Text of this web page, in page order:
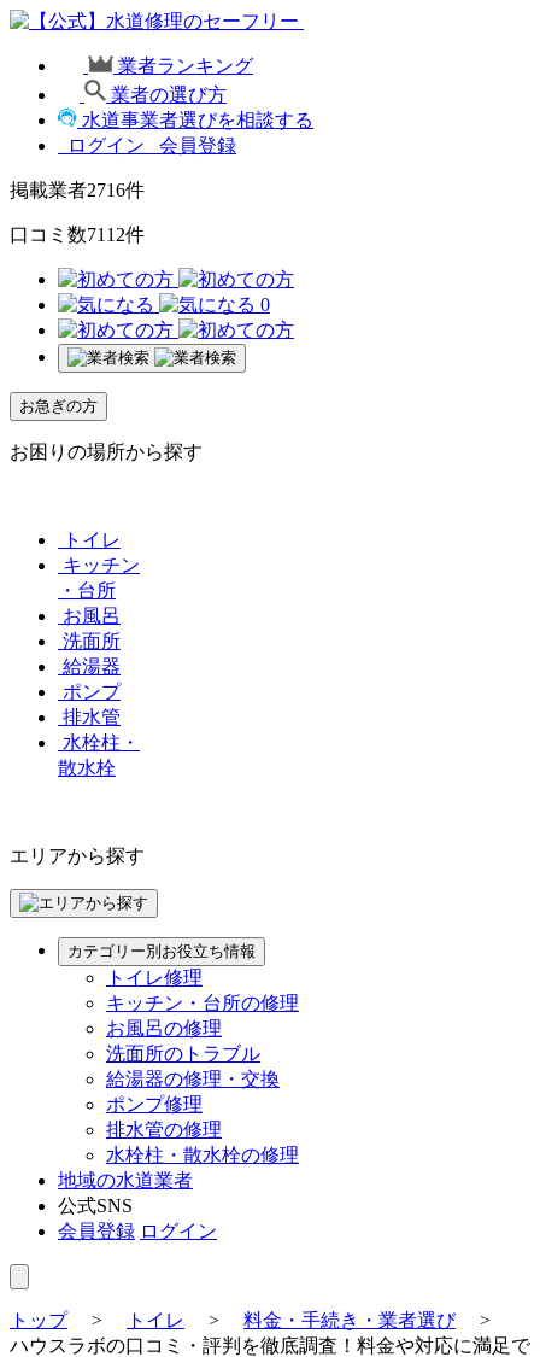
業者ランキング
業者の選び方
水道事業者選びを相談する
ログイン
会員登録
掲載業者2716件
口コミ数7112件
0
お急ぎの方
お困りの場所から探す
トイレ
キッチン
・台所
お風呂
洗面所
給湯器
ポンプ
排水管
水栓柱・
散水栓
エリアから探す
カテゴリー別お役立ち情報
トイレ修理
キッチン・台所の修理
お風呂の修理
洗面所のトラブル
給湯器の修理・交換
ポンプ修理
排水管の修理
水栓柱・散水栓の修理
地域の水道業者
公式SNS
会員登録 ログイン
トップ> トイレ > 料金・手続き・業者選び>
ハウスラボの口コミ・評判を徹底調査！料金や対応に満足で